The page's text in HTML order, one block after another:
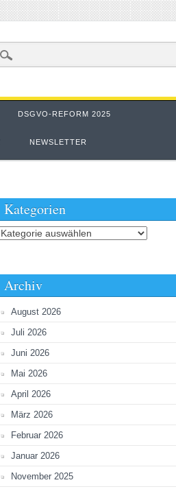
DSGVO-REFORM 2025
NEWSLETTER
Kategorien
Kategorien
Archiv
August 2026
Juli 2026
Juni 2026
Mai 2026
April 2026
März 2026
Februar 2026
Januar 2026
November 2025